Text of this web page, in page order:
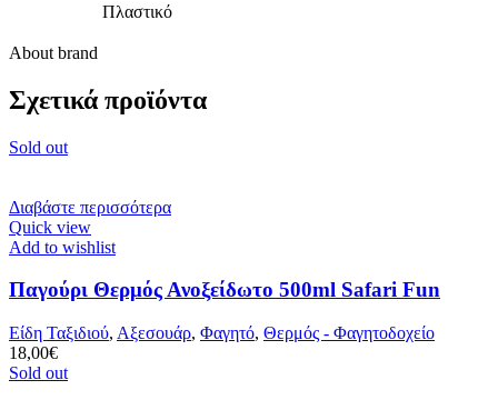
Πλαστικό
About brand
Σχετικά προϊόντα
Sold out
Διαβάστε περισσότερα
Quick view
Add to wishlist
Παγούρι Θερμός Ανοξείδωτο 500ml Safari Fun
Είδη Ταξιδιού, Αξεσουάρ, Φαγητό, Θερμός - Φαγητοδοχείο
18,00€
Sold out